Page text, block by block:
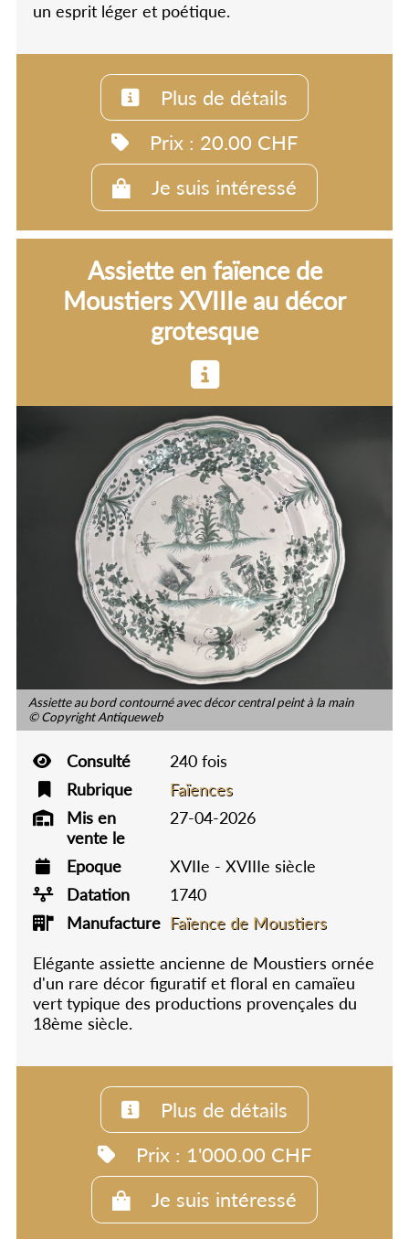
un esprit léger et poétique.
Plus de détails
Prix : 20.00 CHF
Je suis intéressé
Assiette en faïence de
Moustiers XVIIIe au décor
grotesque
Assiette au bord contourné avec décor central peint à la main
© Copyright Antiqueweb
Consulté
240 fois
Rubrique
Faïences
Mis en
vente le
27-04-2026
Epoque
XVIIe - XVIIIe siècle
Datation
1740
Manufacture Faïence de Moustiers
Elégante assiette ancienne de Moustiers ornée
d'un rare décor figuratif et floral en camaïeu
vert typique des productions provençales du
18ème siècle.
Plus de détails
Prix : 1'000.00 CHF
Je suis intéressé